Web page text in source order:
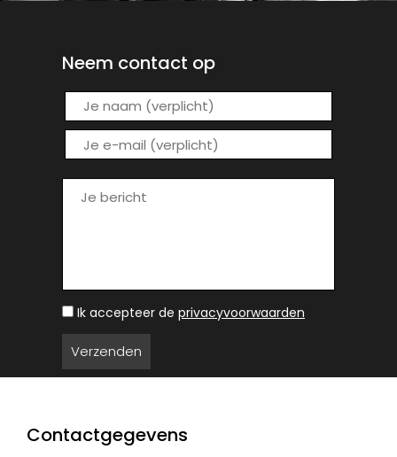
Neem contact op
Ik accepteer de privacyvoorwaarden
Contactgegevens